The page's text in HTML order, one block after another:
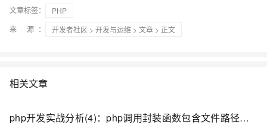
文章标签：
PHP
来 源：
开发者社区 > 开发与运维 > 文章 > 正文
相关文章
php开发实战分析(4)：php调用封装函数包含文件路径自适应不同目录的解决方案($_SERVER[‘DOCUMENT_ROOT‘]与__DIR__魔术常量)